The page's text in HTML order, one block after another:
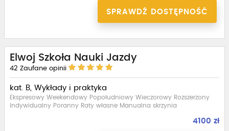
SPRAWDŹ DOSTĘPNOŚĆ
Elwoj Szkoła Nauki Jazdy
42 Zaufane opinii
kat. B, Wykłady i praktyka
Ekspresowy Weekendowy Popołudniowy Wieczorowy Rozszerzony
Indywidualny Poranny Raty własne Manualna skrzynia
4100 zł